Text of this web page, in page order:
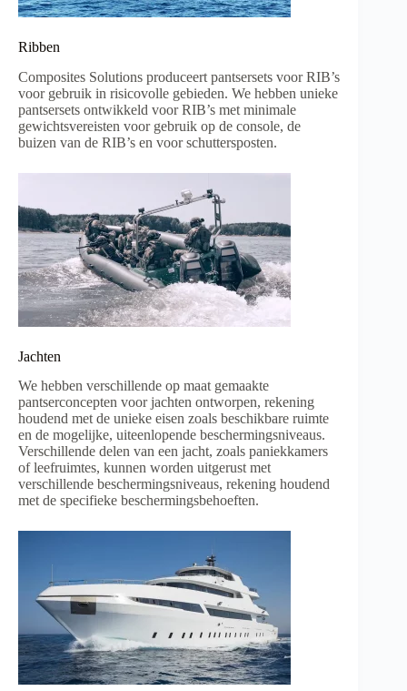
Ribben
Composites Solutions produceert pantsersets voor RIB’s
voor gebruik in risicovolle gebieden. We hebben unieke
pantsersets ontwikkeld voor RIB’s met minimale
gewichtsvereisten voor gebruik op de console, de
buizen van de RIB’s en voor schuttersposten.
Jachten
We hebben verschillende op maat gemaakte
pantserconcepten voor jachten ontworpen, rekening
houdend met de unieke eisen zoals beschikbare ruimte
en de mogelijke, uiteenlopende beschermingsniveaus.
Verschillende delen van een jacht, zoals paniekkamers
of leefruimtes, kunnen worden uitgerust met
verschillende beschermingsniveaus, rekening houdend
met de specifieke beschermingsbehoeften.